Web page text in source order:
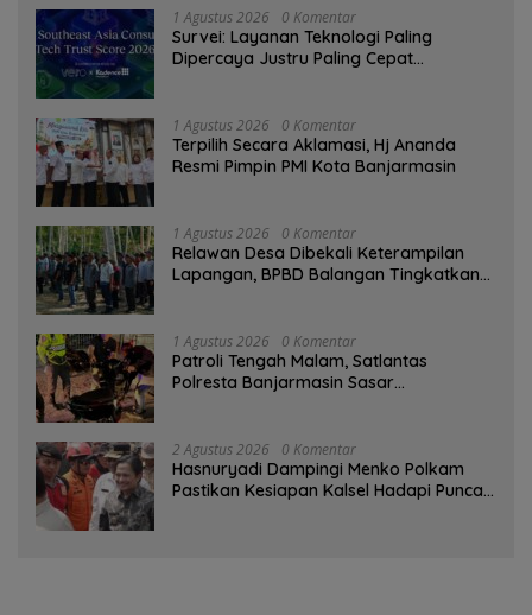
1 Agustus 2026 0 Komentar
Survei: Layanan Teknologi Paling
Dipercaya Justru Paling Cepat
1 Agustus 2026 0 Komentar
‎Terpilih Secara Aklamasi, Hj Ananda
Resmi Pimpin PMI Kota Banjarmasin
1 Agustus 2026 0 Komentar
Relawan Desa Dibekali Keterampilan
Lapangan, BPBD Balangan Tingkatkan
1 Agustus 2026 0 Komentar
Patroli Tengah Malam, Satlantas
Polresta Banjarmasin Sasar
2 Agustus 2026 0 Komentar
Hasnuryadi Dampingi Menko Polkam
Pastikan Kesiapan Kalsel Hadapi Puncak